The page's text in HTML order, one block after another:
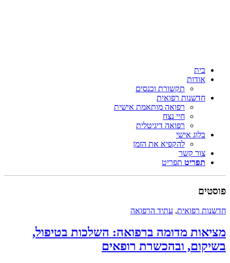
אודות
תקשורת וכנסים
חדשנות רפואית
רפואה מותאמת אישית
חיי נצח
רפואה דיגיטלית
בלוג אישי
להקפיא את הזמן
צור קשר
תפריט תפריט
רפואית,עתיד הרפואה
מדומה ברפואה: השלכות בטיפול,
ובהכשרת רופאים